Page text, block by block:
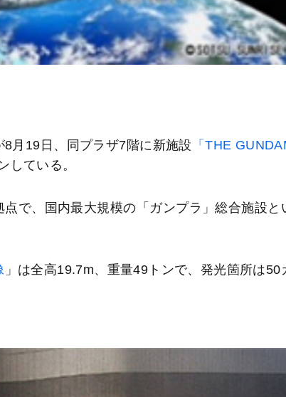
8月19日、同プラザ7階に新施設 「THE
している。
で、国内最大規模の「ガンプラ」総合施設と
」は全高19.7m、重量49トンで、発光箇所は50